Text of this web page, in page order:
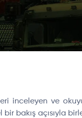
inceleyen ve
bakış açısıyla